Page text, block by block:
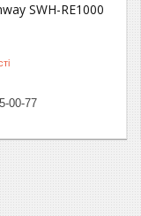
SWH-RE1000
00-77